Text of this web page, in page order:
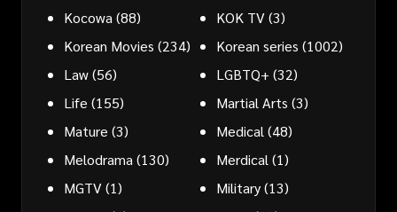
Kocowa (88) KOK TV(3)
Korean Movies (234) Korean series (1002)
Law(56) LGBTQ+ (32)
Life (155) Martial Arts (3)
Mature (3) Medical (48)
Melodrama (130) Merdical (1)
MGTV(1) Military(13)